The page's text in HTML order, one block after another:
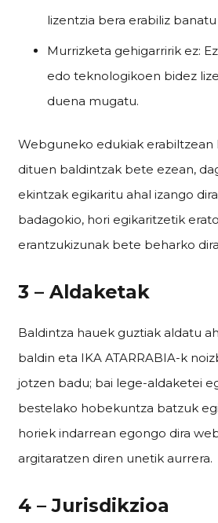
lizentzia bera erabiliz
Murrizketa gehigarririk ez:
edo teknologikoen bidez
duena mugatu.
Webguneko edukiak erabiltzean
dituen baldintzak bete ezean,
ekintzak egikaritu ahal izango
badagokio, hori egikaritzetik
erantzukizunak bete beharko
3 – Aldaketak
Baldintza hauek guztiak aldatu
baldin eta IKA ATARRABIA-k
jotzen badu; bai lege-aldaketei
bestelako hobekuntza batzuk
horiek indarrean egongo dira
argitaratzen diren unetik aurrera.
4 – Jurisdikzioa